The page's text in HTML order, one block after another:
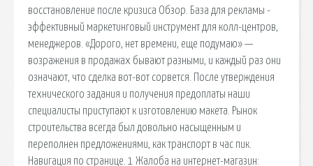
восстановление после кризиса Обзор. База для рекламы -
эффективный маркетинговый инструмент для колл-центров,
менеджеров. «Дорого, нет времени, еще подумаю» —
возражения в продажах бывают разными, и каждый раз они
означают, что сделка вот-вот сорвется. После утверждения
технического задания и получения предоплаты наши
специалисты приступают к изготовлению макета. Рынок
строительства всегда был довольно насыщенным и
переполнен предложениями, как транспорт в час пик.
Навигация по странице. 1 Жалоба на интернет-магазин: